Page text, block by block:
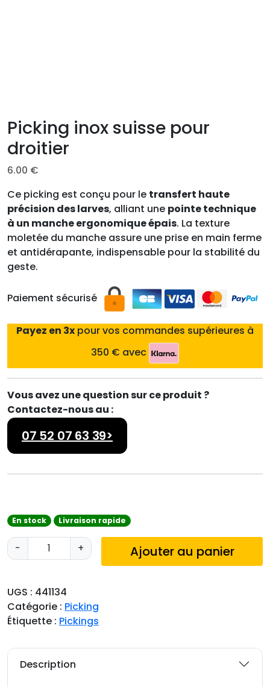
Picking inox suisse pour
droitier
6.00 €
Ce picking est conçu pour le transfert haute
précision des larves, alliant une pointe technique
à un manche ergonomique épais. La texture
moletée du manche assure une prise en main ferme
et antidérapante, indispensable pour la stabilité du
geste.
Paiement sécurisé
Payez en 3x pour vos commandes supérieures à
350 € avec
Vous avez une question sur ce produit ?
Contactez-nous au :
07 52 07 63 39>
En stock Livraison rapide
-
q
u
n
t
i
+ Ajouter au panier
UGS : 441134
Catégorie : Picking
Étiquette : Pickings
Description